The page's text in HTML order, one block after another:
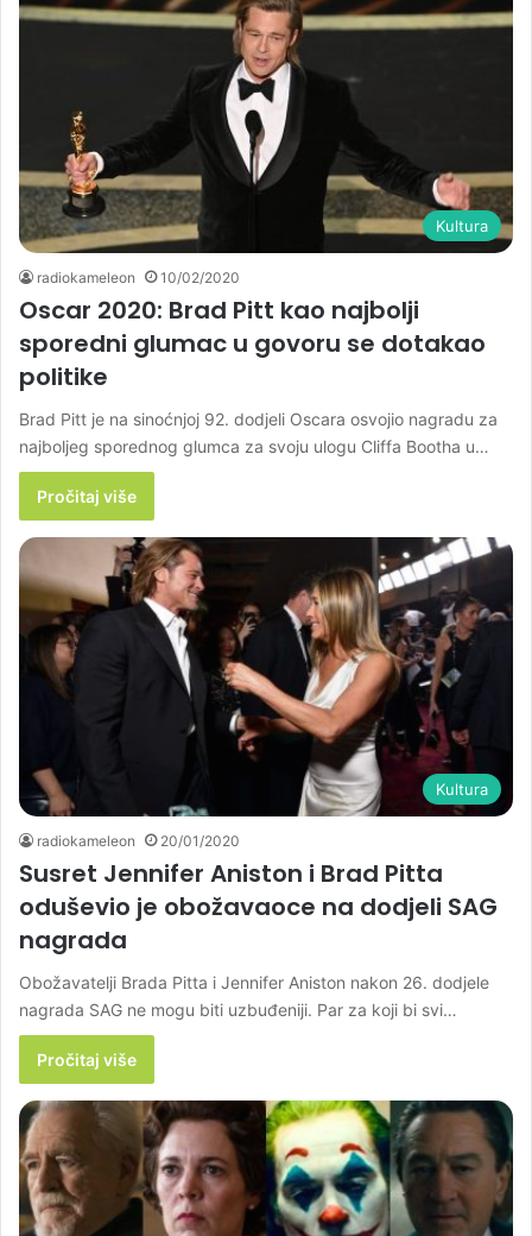
Kultura
radiokameleon 10/02/2020
Oscar 2020: Brad Pitt kao najbolji
sporedni glumac u govoru se dotakao
politike
Brad Pitt je na sinoćnjoj 92. dodjeli Oscara osvojio nagradu za
najboljeg sporednog glumca za svoju ulogu Cliffa Bootha u…
Pročitaj više
Kultura
radiokameleon 20/01/2020
Susret Jennifer Aniston i Brad Pitta
oduševio je obožavaoce na dodjeli SAG
nagrada
Obožavatelji Brada Pitta i Jennifer Aniston nakon 26. dodjele
nagrada SAG ne mogu biti uzbuđeniji. Par za koji bi svi…
Pročitaj više